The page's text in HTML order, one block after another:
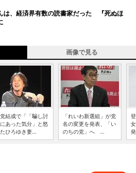
は、経済界有数の読書家だった 『死ぬほ
画像で見る
結成で「「騙し討
あった気分」と怒
ひろゆき妻...
「れいわ新選組」が党
名の変更を発表、「い
のちの党」へ ...